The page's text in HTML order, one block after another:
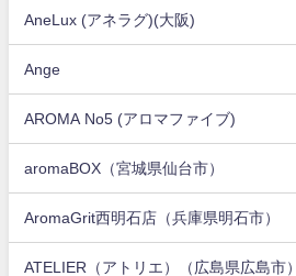
AneLux (アネラグ)(大阪)
Ange
AROMA No5 (アロマファイブ)
aromaBOX（宮城県仙台市）
AromaGrit西明石店（兵庫県明石市）
ATELIER（アトリエ）（広島県広島市）